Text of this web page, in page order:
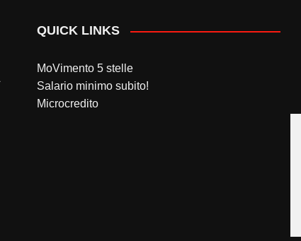
QUICK LINKS
MoVimento 5 stelle
Salario minimo subito!
Microcredito